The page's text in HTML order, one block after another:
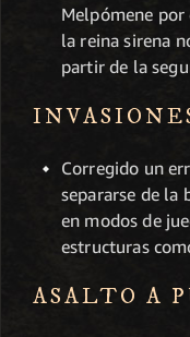
Melpómene por
la reina sirena
partir de la
Corregido un
separarse de la
en modos de
estructuras
ASALTO A